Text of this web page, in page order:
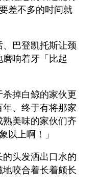
差不多的时间就
巴登凯托斯让颈
响着牙「比起
杀掉白鲸的家伙更
、终于有将那家
美味的家伙们齐
以上啊！」
头发洒出口水的
咬合着长着颇长